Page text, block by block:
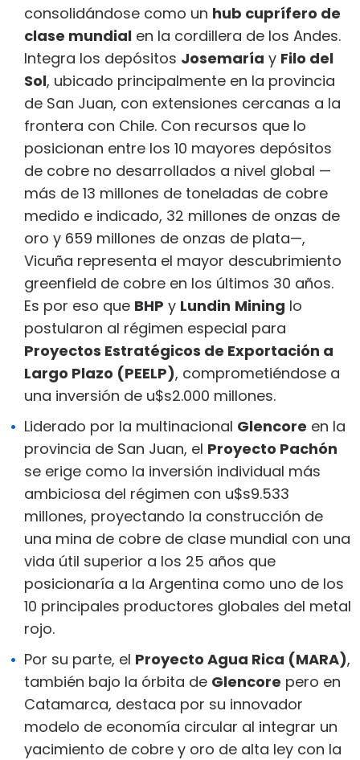
consolidándose como un hub cuprífero de
clase mundial en la cordillera de los Andes.
Integra los depósitos Josemaría y Filo del
Sol, ubicado principalmente en la provincia
de San Juan, con extensiones cercanas a la
frontera con Chile. Con recursos que lo
posicionan entre los 10 mayores depósitos
de cobre no desarrollados a nivel global —
más de 13 millones de toneladas de cobre
medido e indicado, 32 millones de onzas de
oro y 659 millones de onzas de plata—,
Vicuña representa el mayor descubrimiento
greenfield de cobre en los últimos 30 años.
Es por eso que BHP y Lundin Mining lo
postularon al régimen especial para
Proyectos Estratégicos de Exportación a
Largo Plazo (PEELP), comprometiéndose a
una inversión de u$s2.000 millones.
Liderado por la multinacional Glencore en la
provincia de San Juan, el Proyecto Pachón
se erige como la inversión individual más
ambiciosa del régimen con u$s9.533
millones, proyectando la construcción de
una mina de cobre de clase mundial con una
vida útil superior a los 25 años que
posicionaría a la Argentina como uno de los
10 principales productores globales del metal
rojo.
Por su parte, el Proyecto Agua Rica (MARA),
también bajo la órbita de Glencore pero en
Catamarca, destaca por su innovador
modelo de economía circular al integrar un
yacimiento de cobre y oro de alta ley con la